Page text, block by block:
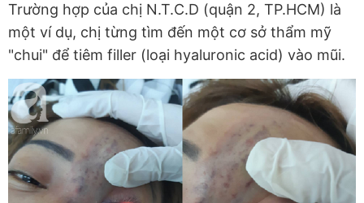
Trường hợp của chị N.T.C.D (quận 2, TP.HCM) là
một ví dụ, chị từng tìm đến một cơ sở thẩm mỹ
"chui" để tiêm filler (loại hyaluronic acid) vào mũi.